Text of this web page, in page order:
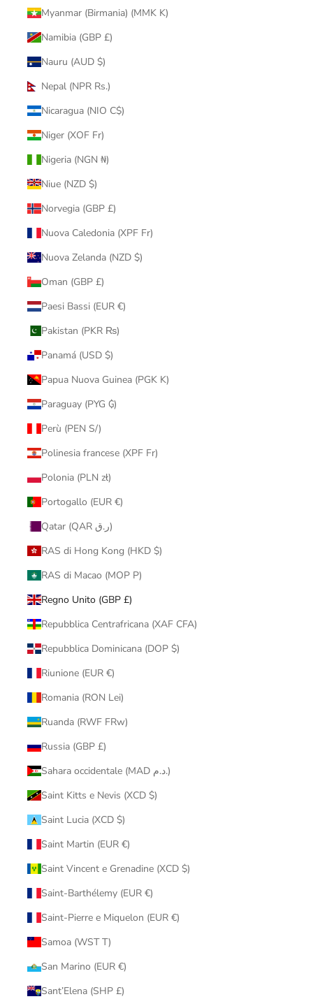
Myanmar (Birmania) (MMK K)
Namibia (GBP £)
Nauru (AUD $)
Nepal (NPR Rs.)
Nicaragua (NIO C$)
Niger (XOF Fr)
Nigeria (NGN ₦)
Niue (NZD $)
Norvegia (GBP £)
Nuova Caledonia (XPF Fr)
Nuova Zelanda (NZD $)
Oman (GBP £)
Paesi Bassi (EUR €)
Pakistan (PKR ₨)
Panamá (USD $)
Papua Nuova Guinea (PGK K)
Paraguay (PYG ₲)
Perù (PEN S/)
Polinesia francese (XPF Fr)
Polonia (PLN zł)
Portogallo (EUR €)
Qatar (QAR ر.ق)
RAS di Hong Kong (HKD $)
RAS di Macao (MOP P)
Regno Unito (GBP £)
Repubblica Centrafricana (XAF CFA)
Repubblica Dominicana (DOP $)
Riunione (EUR €)
Romania (RON Lei)
Ruanda (RWF FRw)
Russia (GBP £)
Sahara occidentale (MAD د.م.)
Saint Kitts e Nevis (XCD $)
Saint Lucia (XCD $)
Saint Martin (EUR €)
Saint Vincent e Grenadine (XCD $)
Saint-Barthélemy (EUR €)
Saint-Pierre e Miquelon (EUR €)
Samoa (WST T)
San Marino (EUR €)
Sant’Elena (SHP £)